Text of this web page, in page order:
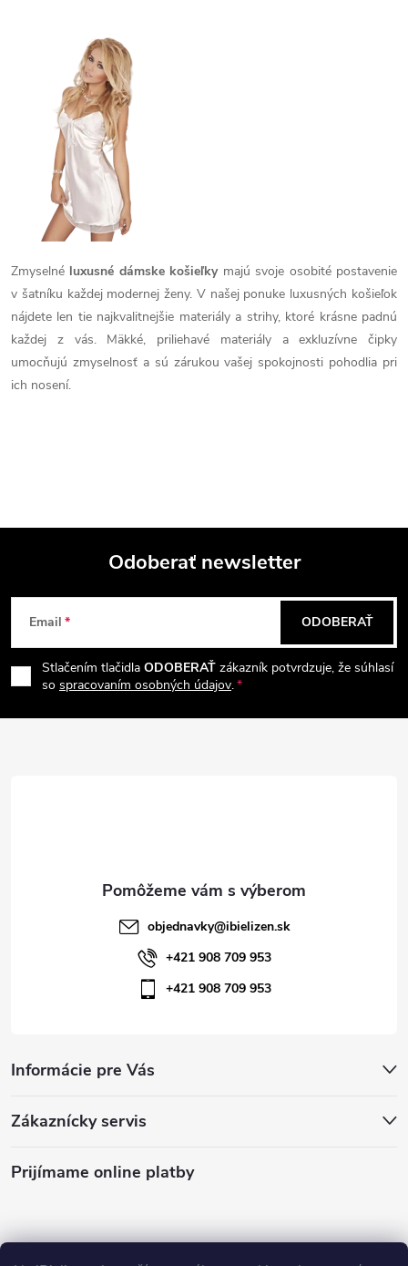
i
e
p
r
v
p
s
u
Zmyselné luxusné dámske košieľkymajú svoje osobité postavenie
v šatníku každej modernej ženy. V našej ponuke luxusných košieľok
nájdete len tie najkvalitnejšie materiály a strihy, ktoré krásne padnú
každej z vás. Mäkké, priliehavé materiály a exkluzívne čipky
umocňujú zmyselnosť a sú zárukou vašej spokojnosti pohodlia pri
ich nosení.
Z
á
p
Odoberať newsletter
Email
Stlačením tlačidla ODOBERAŤ zákazník potvrdzuje, že súhlasí
so spracovaním osobných údajov.
ODOBERAŤ
Informácie pre Vás
Zákaznícky servis
Prijímame online platby
objednavky@ibielizen.sk
+421 908 709 953
+421 908 709 953